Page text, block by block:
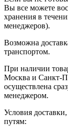
Вы все можете
хранения в
менеджеров).
Возможна
транспортом.
При наличии
Москва и Санкт-
осуществлена
менеджером.
Условия
путям: